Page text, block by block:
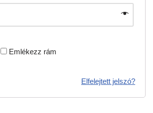
Emlékezz rám
Elfelejtett jelszó?